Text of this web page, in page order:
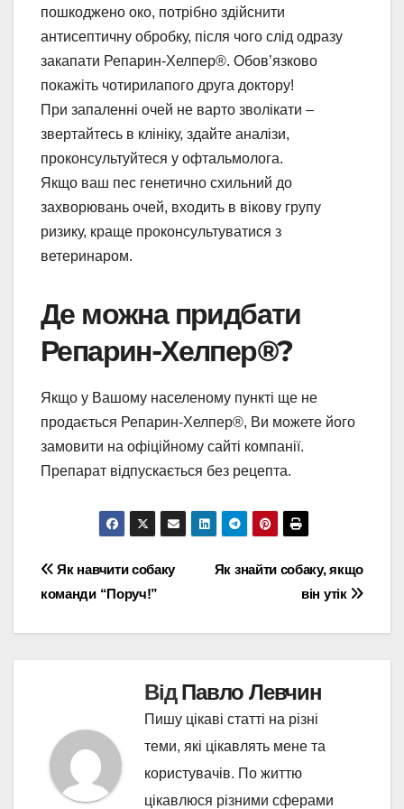
пошкоджено око, потрібно здійснити
антисептичну обробку, після чого слід одразу
закапати Репарин-Хелпер®. Обов’язково
покажіть чотирилапого друга доктору!
При запаленні очей не варто зволікати –
звертайтесь в клініку, здайте аналізи,
проконсультуйтеся у офтальмолога.
Якщо ваш пес генетично схильний до
захворювань очей, входить в вікову групу
ризику, краще проконсультуватися з
ветеринаром.
Де можна придбати
Репарин-Хелпер®?
Якщо у Вашому населеному пункті ще не
продається Репарин-Хелпер®, Ви можете його
замовити на офіційному сайті компанії.
Препарат відпускається без рецепта.
Навігація
записів
Як знайти собаку, якщо
він утік
Як навчити собаку
команди “Поруч!”
ВідПавло Левчин
Пишу цікаві статті на різні
теми, які цікавлять мене та
користувачів. По життю
цікавлюся різними сферами